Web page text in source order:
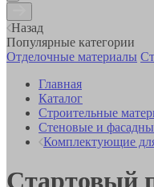
Назад
Популярные категории
Отделочные материалы
Главная
Каталог
Строительные
Стеновые и
Комплектующие
Стартовый